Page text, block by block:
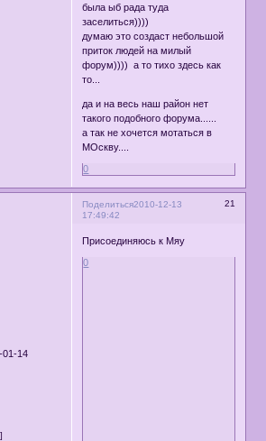
была ыб рада туда
заселиться))))
думаю это создаст небольшой
приток людей на милый
форум)))) а то тихо здесь как
то...
да и на весь наш район нет
такого подобного форума......
а так не хочется мотаться в
МОскву....
0
Поделиться 21
2010-12-13
17:49:42
01-14
Присоединяюсь к Мяу
0